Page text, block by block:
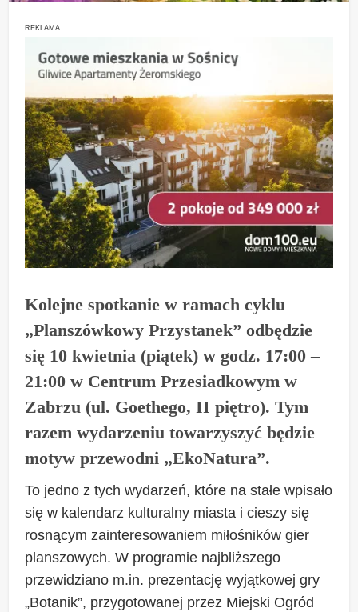
REKLAMA
Kolejne spotkanie w ramach cyklu
„Planszówkowy Przystanek” odbędzie
się 10 kwietnia (piątek) w godz. 17:00 –
21:00 w Centrum Przesiadkowym w
Zabrzu (ul. Goethego, II piętro). Tym
razem wydarzeniu towarzyszyć będzie
motyw przewodni „EkoNatura”.
To jedno z tych wydarzeń, które na stałe wpisało
się w kalendarz kulturalny miasta i cieszy się
rosnącym zainteresowaniem miłośników gier
planszowych. W programie najbliższego
przewidziano m.in. prezentację wyjątkowej gry
„Botanik”, przygotowanej przez Miejski Ogród